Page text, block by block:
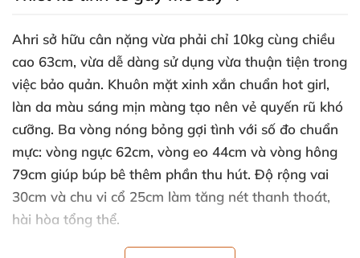
Ahri sở hữu cân nặng vừa phải chỉ 10kg cùng chiều
cao 63cm, vừa dễ dàng sử dụng vừa thuận tiện trong
việc bảo quản. Khuôn mặt xinh xắn chuẩn hot girl,
làn da màu sáng mịn màng tạo nên vẻ quyến rũ khó
cưỡng. Ba vòng nóng bỏng gợi tình với số đo chuẩn
mực: vòng ngực 62cm, vòng eo 44cm và vòng hông
79cm giúp búp bê thêm phần thu hút. Độ rộng vai
30cm và chu vi cổ 25cm làm tăng nét thanh thoát,
hài hòa tổng thể.